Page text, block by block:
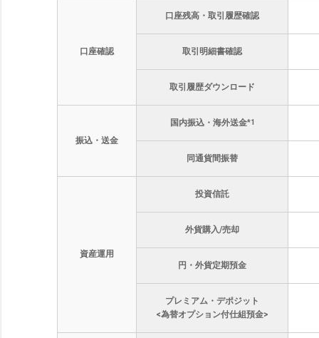
口座確認
口座残高・取引履歴確認
取引明細書確認
取引履歴ダウンロード
振込・送金
国内振込・海外送金*1
同通貨間振替
資産運用
投資信託
外貨購入/売却
円・外貨定期預金
プレミアム・デポジット
<為替オプション付仕組預金>